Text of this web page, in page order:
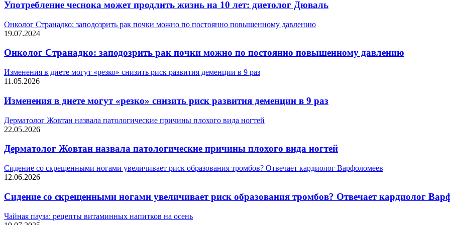
Употребление чеснока может продлить жизнь на 10 лет: диетолог Дюваль
Онколог Странадко: заподозрить рак почки можно по постоянно повышенному давлению
19.07.2024
Онколог Странадко: заподозрить рак почки можно по постоянно повышенному давлению
Изменения в диете могут «резко» снизить риск развития деменции в 9 раз
11.05.2026
Изменения в диете могут «резко» снизить риск развития деменции в 9 раз
Дерматолог Жовтан назвала патологические причины плохого вида ногтей
22.05.2026
Дерматолог Жовтан назвала патологические причины плохого вида ногтей
Сидение со скрещенными ногами увеличивает риск образования тромбов? Отвечает кардиолог Варфоломеев
12.06.2026
Сидение со скрещенными ногами увеличивает риск образования тромбов? Отвечает кардиолог
Чайная пауза: рецепты витаминных напитков на осень